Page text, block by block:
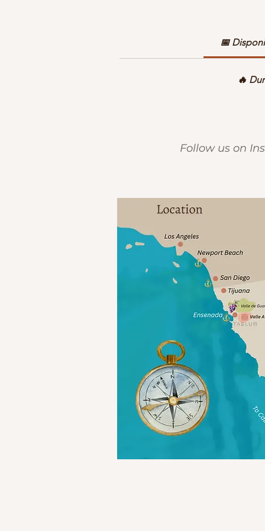
📅
🔥
Follow us on